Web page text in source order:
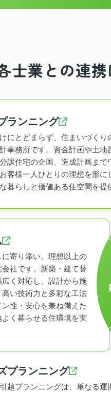
士業との連携
プランニング
越プランニングは、単なる運
寄り添い、理想以上の
社です。新築・建て替
く対応し、設計から施
い技術力と多彩な工法
性・安心を兼ね備えた
く暮らせる住環境を実
ランニング
にとどまらず、住まいづくり
事務所です。資金計画や土地
譲住宅の企画、造成計画まで
客様一人ひとりの理想を形に
暮らしと価値ある住空間を提